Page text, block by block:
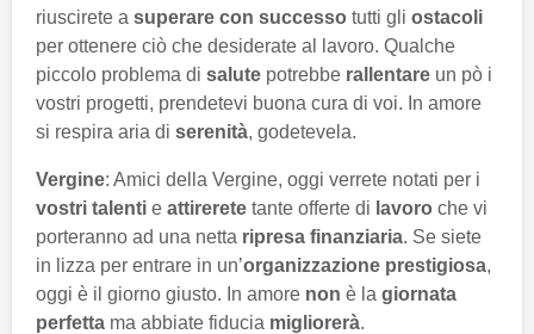
riuscirete a superare con successo tutti gli ostacoli
per ottenere ciò che desiderate al lavoro. Qualche
piccolo problema di salute potrebbe rallentare un pò i
vostri progetti, prendetevi buona cura di voi. In amore
si respira aria di serenità, godetevela.
Vergine: Amici della Vergine, oggi verrete notati per i
vostri talenti e attirerete tante offerte di lavoro che vi
porteranno ad una netta ripresa finanziaria. Se siete
in lizza per entrare in un’organizzazione prestigiosa,
oggi è il giorno giusto. In amore non è la giornata
perfetta ma abbiate fiducia migliorerà.